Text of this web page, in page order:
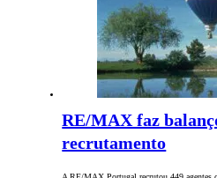
RE/MAX faz
recrutamento